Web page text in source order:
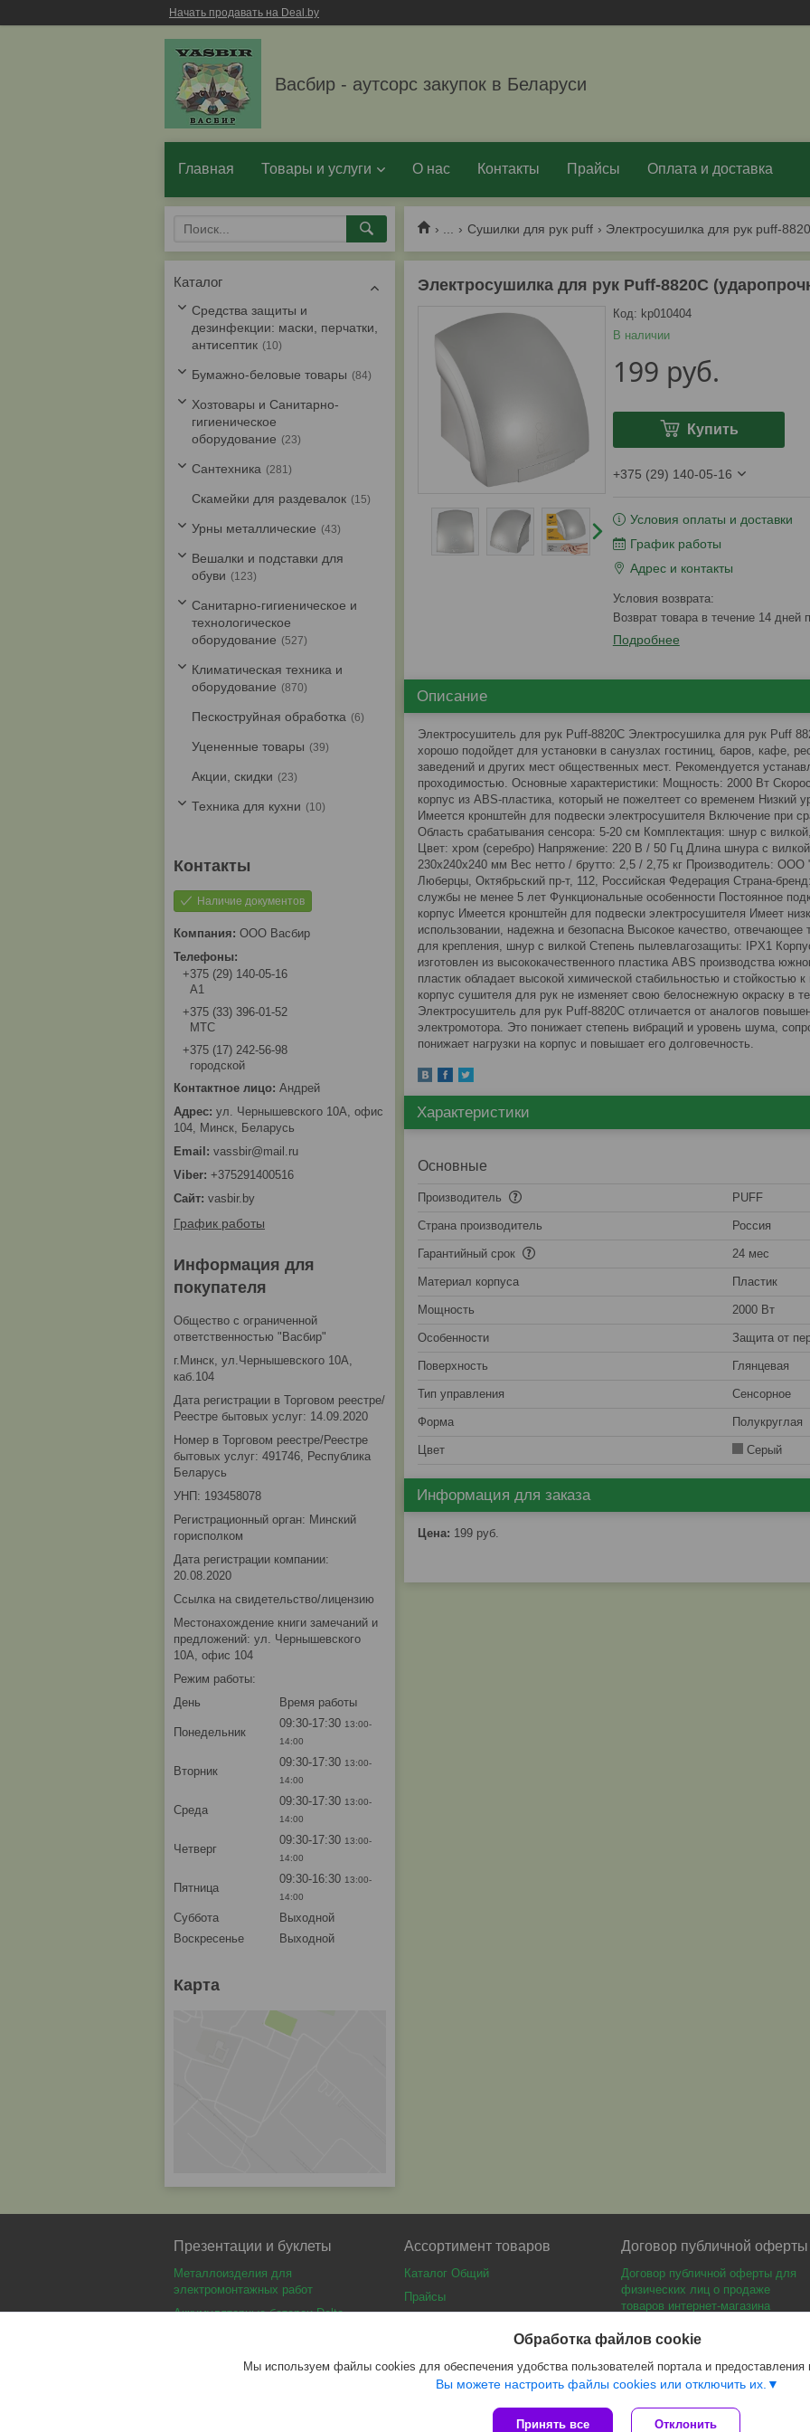
Начать продавать на Deal.by
Васбир - аутсорс закупок в Беларуси
Главная Товары и услуги О нас Контакты Прайсы Оплата и доставка
Сушилки для рук puff Электросушилка для рук puff-
Электросушилка для рук Puff-8820C
В наличии
Код: kp010404
199 руб.
Купить
+375 (29) 140-05-16
Условия оплаты и доставки
График работы
Адрес и контакты
возврат товара в течение 14 дней
Подробнее
Описание
Электросушитель для рук Puff-8820C Электросушилка для рук Puff
хорошо подойдет для установки в санузлах гостиниц, баров, кафе,
заведений и других мест общественных мест. Рекомендуется
проходимостью. Основные характеристики: Мощность: 2000 Вт
корпус из ABS-пластика, который не пожелтеет со временем Низкий
Имеется кронштейн для подвески электросушителя Включение при
Область срабатывания сенсора: 5-20 см Комплектация: шнур с
Цвет: хром (серебро) Напряжение: 220 В / 50 Гц Длина шнура с
230х240х240 мм Вес нетто / брутто: 2,5 / 2,75 кг Производитель: ООО
Люберцы, Октябрьский пр-т, 112, Российская Федерация Страна-
службы не менее 5 лет Функциональные особенности Постоянное
корпус Имеется кронштейн для подвески электросушителя Имеет
использовании, надежна и безопасна Высокое качество, отвечающее
для крепления, шнур с вилкой Степень пылевлагозащиты: IPX1
изготовлен из высококачественного пластика ABS производства
пластик обладает высокой химической стабильностью и стойкостью
корпус сушителя для рук не изменяет свою белоснежную окраску в
Электросушитель для рук Puff-8820C отличается от аналогов
электромотора. Это понижает степень вибраций и уровень шума,
понижает нагрузки на корпус и повышает его долговечность.
Характеристики
Основные
Производитель PUFF
Страна производитель Россия
Гарантийный срок 24 мес
Материал корпуса Пластик
Мощность 2000 Вт
Особенности Защита от
Поверхность Глянцевая
Тип управления Сенсорное
Форма Полукруглая
Цвет Серый
Информация для заказа
Цена: 199 руб.
Каталог
Средства защиты и
дезинфекции: маски, перчатки,
антисептик
10
Бумажно-беловые товары 84
Хозтовары и Санитарно-
гигиеническое
оборудование
23
Cантехника 281
Скамейки для раздевалок 15
Урны металлические 43
Вешалки и подставки для
обуви
123
Санитарно-гигиеническое и
технологическое
оборудование
527
Климатическая техника и
оборудование
870
Пескоструйная обработка 6
Уцененные товары 39
Акции, скидки 23
Техника для кухни 10
Наличие документов
ООО Васбир
+375 (29) 140-05-16
A1
+375 (33) 396-01-52
МТС
+375 (17) 242-56-98
городской
Андрей
ул. Чернышевского 10А, офис
104, Минск, Беларусь
vassbir@mail.ru
+375291400516
vasbir.by
График работы
Информация для
покупателя
Общество с ограниченной
ответственностью "Васбир"
г.Минск, ул.Чернышевского 10А,
каб.104
Дата регистрации в Торговом реестре/
Реестре бытовых услуг: 14.09.2020
Номер в Торговом реестре/Реестре
бытовых услуг: 491746, Республика
Беларусь
УНП: 193458078
Регистрационный орган: Минский
горисполком
Дата регистрации компании:
20.08.2020
Ссылка на свидетельство/лицензию
Местонахождение книги замечаний и
предложений: ул. Чернышевского
10А, офис 104
Режим работы:
День
Время работы
Понедельник
09:30-17:30 13:00-
14:00
Вторник
09:30-17:30 13:00-
14:00
Среда
09:30-17:30 13:00-
14:00
Четверг
09:30-17:30 13:00-
14:00
Пятница
09:30-16:30 13:00-
14:00
Суббота
Выходной
Воскресенье
Выходной
Карта
Презентации и буклеты
Металлоизделия для
электромонтажных работ
Аккумуляторные батареи Delta
Аккумуляторные батареи Security
Ассортимент товаров
Каталог Общий
Прайсы
Договор публичной оферты
Договор публичной оферты для
физических лиц о продаже
товаров интернет-магазина
Сайт создан на платформе Deal.by
Обработка файлов cookie
Мы используем файлы cookies для обеспечения удобства пользователей портала и предоставления
Вы можете настроить файлы cookies или отключить их.
Принять все Отклонить